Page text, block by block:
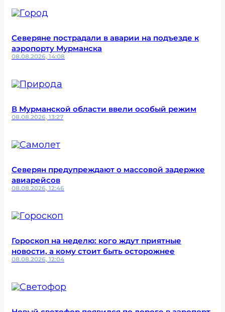
Северяне пострадали в аварии на подъезде к
аэропорту Мурманска
08.08.2026, 14:08
В Мурманской области ввели особый режим
08.08.2026, 13:27
Северян предупреждают о массовой задержке
авиарейсов
08.08.2026, 12:46
Гороскоп на неделю: кого ждут приятные
новости, а кому стоит быть осторожнее
08.08.2026, 12:04